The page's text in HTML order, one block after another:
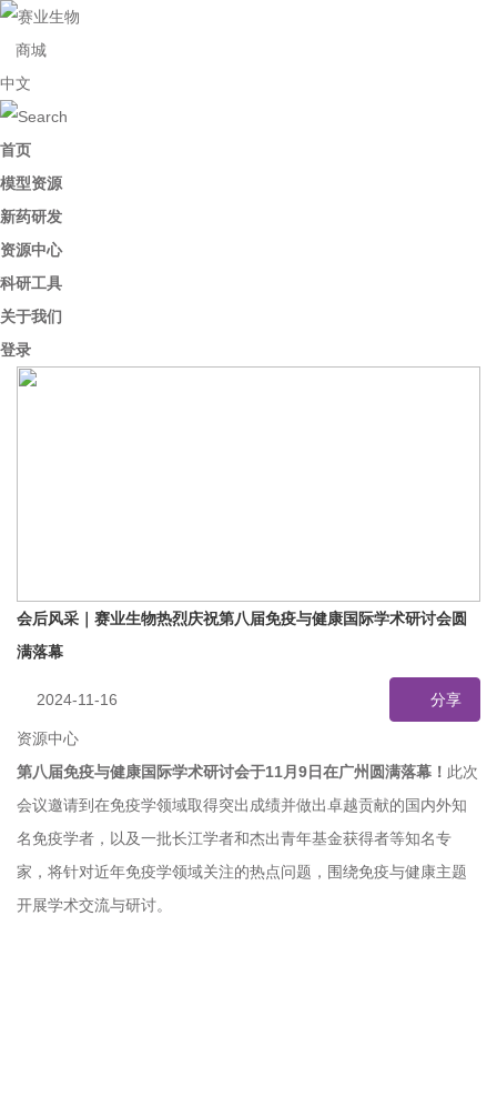
商城
中文
首页
模型资源
新药研发
资源中心
科研工具
关于我们
登录
会后风采｜赛业生物热烈庆祝第八届免疫与健康国际学术研讨会圆
满落幕
2024-11-16 分享
资源中心
第八届免疫与健康国际学术研讨会于11月9日在广州圆满落幕！ 此次
会议邀请到在免疫学领域取得突出成绩并做出卓越贡献的国内外知
名免疫学者，以及一批长江学者和杰出青年基金获得者等知名专
家，将针对近年免疫学领域关注的热点问题，围绕免疫与健康主题
开展学术交流与研讨。